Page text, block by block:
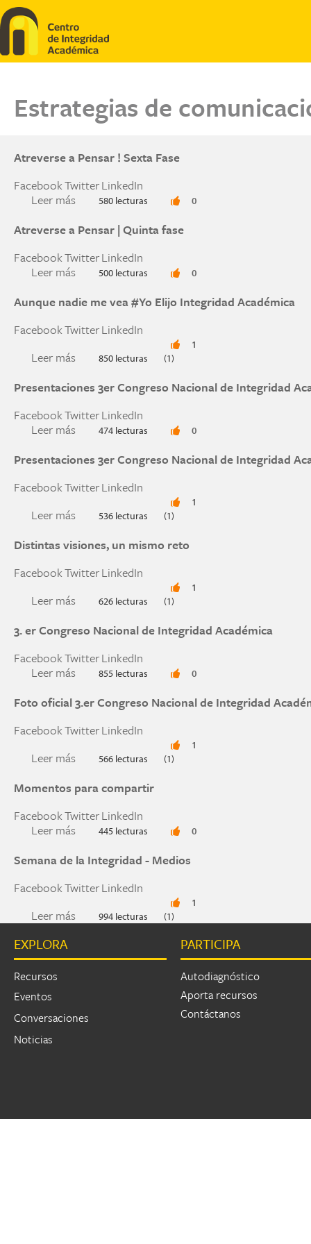
Pasar al contenido principal
Estrategias de
Atreverse a Pensar ! Sexta Fase
FacebookTwitterLinkedIn
Leer más sobre Atreverse a Pensar ! Sexta Fase
580 lecturas 0
Atreverse a Pensar | Quinta fase
FacebookTwitterLinkedIn
Leer más sobre Atreverse a Pensar | Quinta fase
500 lecturas 0
Aunque nadie me vea #Yo Elijo Integridad Académica
FacebookTwitterLinkedIn
Leer más sobre Aunque nadie me vea #Yo Elijo
850 lecturas
1
(1)
Presentaciones 3er Congreso Nacional de Integridad
FacebookTwitterLinkedIn
Leer más sobre Presentaciones 3er Congreso Nacional
474 lecturas 0
Presentaciones 3er Congreso Nacional de Integridad
FacebookTwitterLinkedIn
Leer más sobre Presentaciones 3er Congreso Nacional
536 lecturas
1
(1)
Distintas visiones, un mismo reto
FacebookTwitterLinkedIn
Leer más sobre Distintas visiones, un mismo reto
626 lecturas
1
(1)
3. er Congreso Nacional de Integridad Académica
FacebookTwitterLinkedIn
Leer más sobre 3. er Congreso Nacional de Integridad
855 lecturas 0
Foto oficial 3.er Congreso Nacional de Integridad
FacebookTwitterLinkedIn
Leer más sobre Foto oficial 3.er Congreso Nacional de
566 lecturas
1
(1)
Momentos para compartir
FacebookTwitterLinkedIn
Leer más sobre Momentos para compartir
445 lecturas 0
Semana de la Integridad - Medios
FacebookTwitterLinkedIn
Leer más sobre Semana de la Integridad - Medios
994 lecturas
1
(1)
Páginas
EXPLORA
Recursos
Eventos
Conversaciones
Noticias
PARTICIPA
Autodiagnóstico
Aporta recursos
Contáctanos